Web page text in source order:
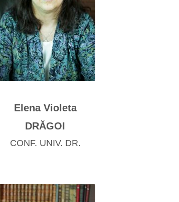
Elena Violeta
DRĂGOI
CONF. UNIV. DR.